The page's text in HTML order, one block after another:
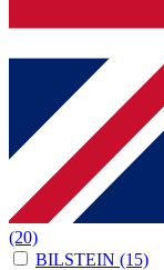
(20)
BILSTEIN (15)